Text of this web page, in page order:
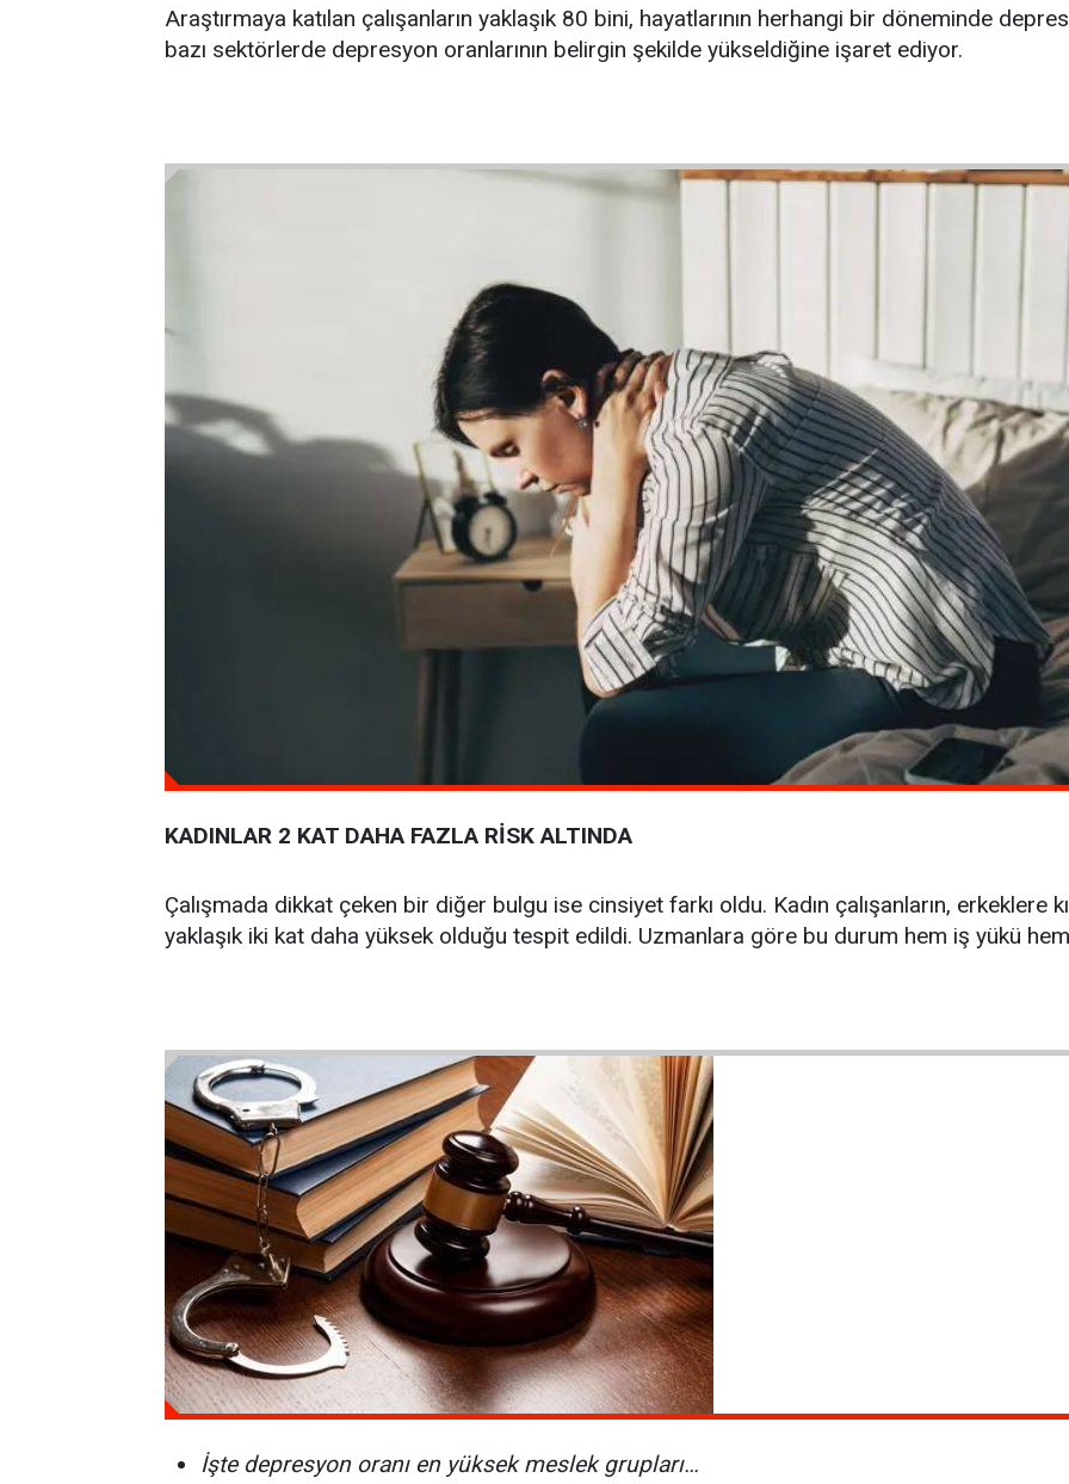
Araştırmaya katılan çalışanların yaklaşık 80 bini, hayatlarının herhangi bir döneminde
bazı sektörlerde depresyon oranlarının belirgin şekilde yükseldiğine işaret ediyor.
KADINLAR 2 KAT DAHA FAZLA RİSK ALTINDA
Çalışmada dikkat çeken bir diğer bulgu ise cinsiyet farkı oldu. Kadın çalışanların, erkeklere
yaklaşık iki kat daha yüksek olduğu tespit edildi. Uzmanlara göre bu durum hem iş yükü
İşte depresyon oranı en yüksek meslek grupları…